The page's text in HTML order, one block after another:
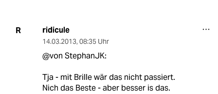
R ridicule
14.03.2013, 08:35 Uhr
@von StephanJK:
Tja - mit Brille wär das nicht passiert.
Nich das Beste - aber besser is das.